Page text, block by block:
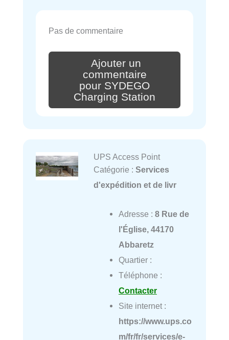
Pas de commentaire
Ajouter un
commentaire
pour SYDEGO
Charging Station
UPS Access Point
Catégorie : Services
d'expédition et de livr
Adresse : 8 Rue de
l'Église, 44170
Abbaretz
Quartier :
Téléphone :
Contacter
Site internet :
https://www.ups.co
m/fr/fr/services/e-